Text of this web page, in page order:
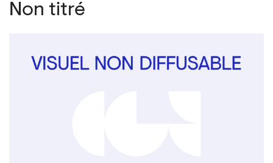
Non titré